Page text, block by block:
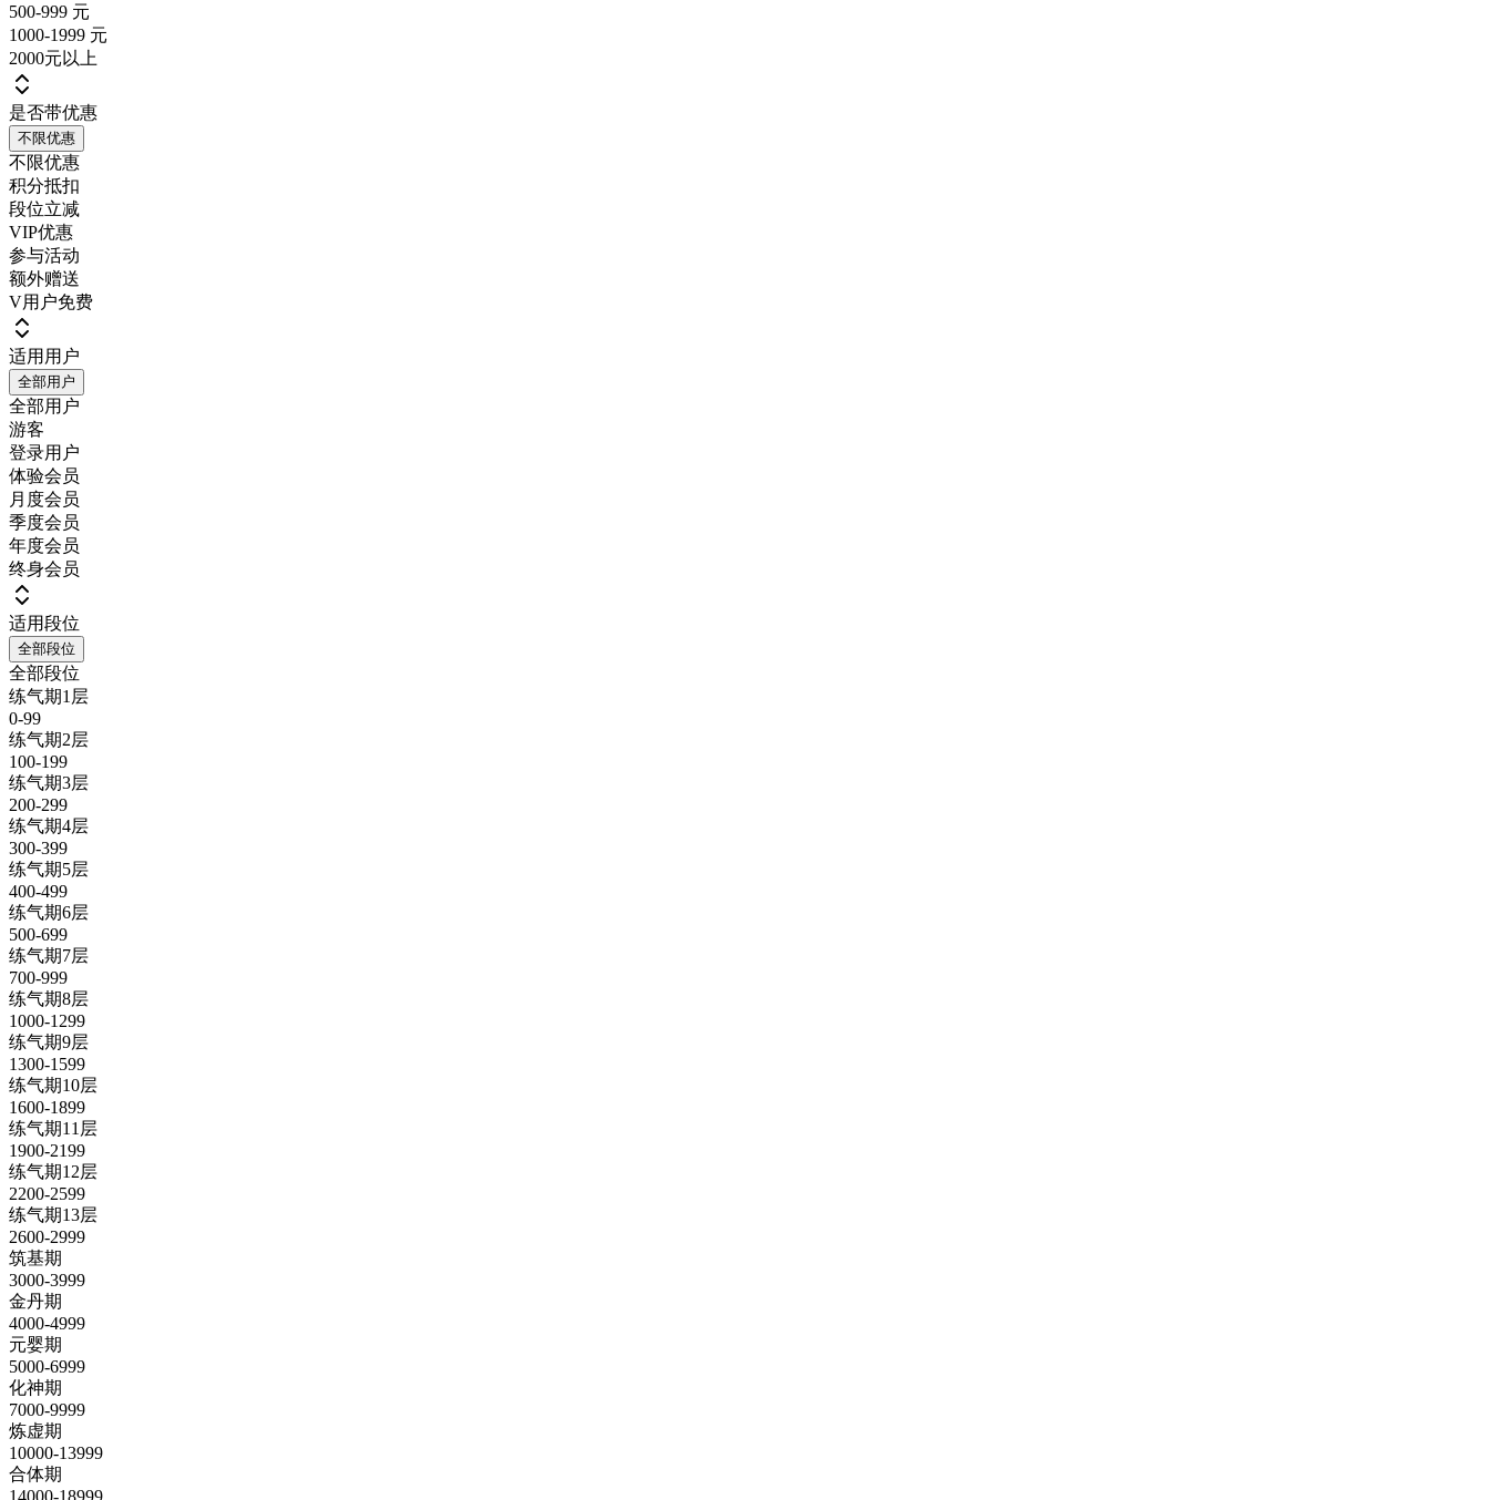
500-999 元
1000-1999 元
2000元以上
是否带优惠
不限优惠
不限优惠
积分抵扣
段位立减
VIP优惠
参与活动
额外赠送
V用户免费
适用用户
全部用户
全部用户
游客
登录用户
体验会员
月度会员
季度会员
年度会员
终身会员
适用段位
全部段位
全部段位
练气期1层
0-99
练气期2层
100-199
练气期3层
200-299
练气期4层
300-399
练气期5层
400-499
练气期6层
500-699
练气期7层
700-999
练气期8层
1000-1299
练气期9层
1300-1599
练气期10层
1600-1899
练气期11层
1900-2199
练气期12层
2200-2599
练气期13层
2600-2999
筑基期
3000-3999
金丹期
4000-4999
元婴期
5000-6999
化神期
7000-9999
炼虚期
10000-13999
合体期
14000-18999